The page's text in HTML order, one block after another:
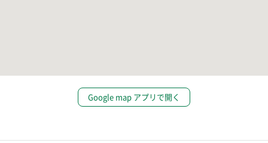
Google map アプリで開く